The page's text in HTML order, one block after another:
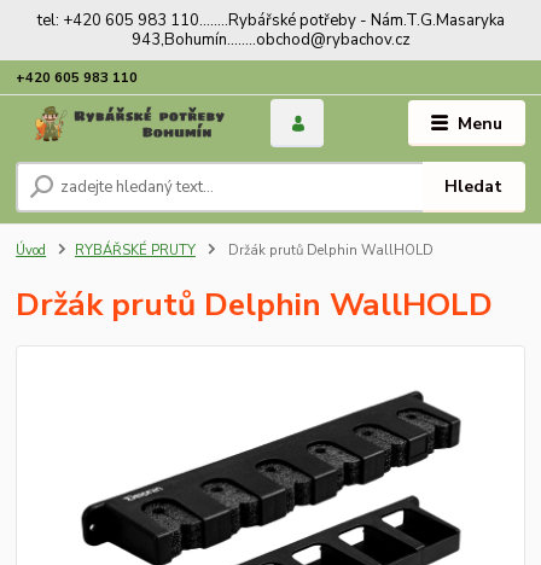
tel: +420 605 983 110........Rybářské potřeby - Nám.T.G.Masaryka
943,Bohumín........obchod@rybachov.cz
Menu
Hledat
+420 605 983 110
Úvod RYBÁŘSKÉ PRUTY Držák prutů Delphin WallHOLD
Držák prutů Delphin WallHOLD